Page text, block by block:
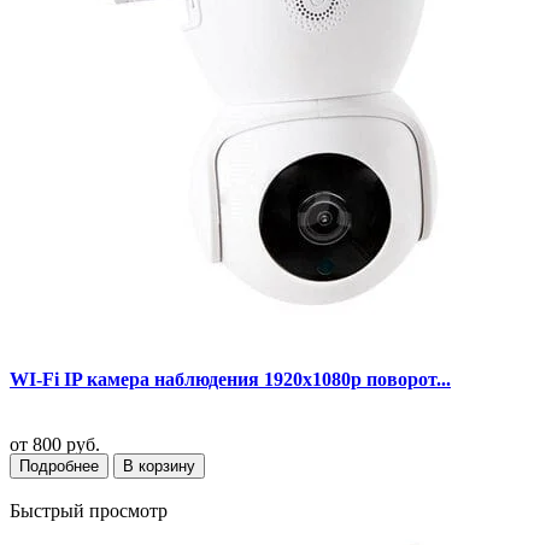
WI-Fi IP камера наблюдения 1920х1080p поворот...
от 800 руб.
Подробнее В корзину
Быстрый просмотр